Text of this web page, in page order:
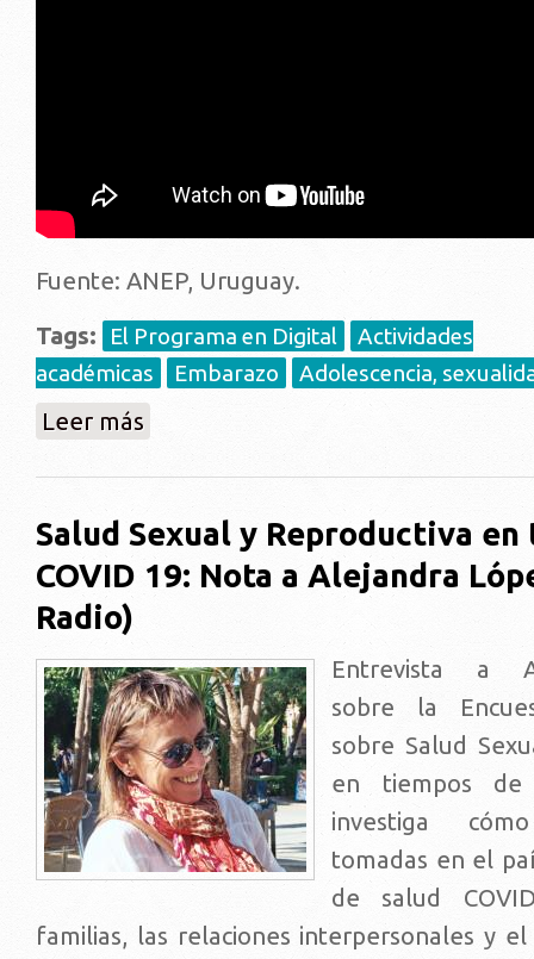
Fuente: ANEP, Uruguay.
Tags:
El Programa en Digital
Actividades
académicas
Embarazo Adolescencia,
Leer más
Salud Sexual y Reproductiva
COVID 19: Nota a Alejandra
Radio)
Entrevista a
sobre la
sobre Salud
en tiempos de
investiga
tomadas en el
de salud
familias, las relaciones interpersonales y